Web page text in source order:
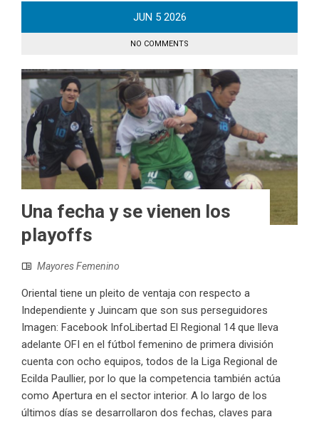
JUN 5 2026
NO COMMENTS
Una fecha y se vienen los
playoffs
Mayores Femenino
Oriental tiene un pleito de ventaja con respecto a
Independiente y Juincam que son sus perseguidores
Imagen: Facebook InfoLibertad El Regional 14 que lleva
adelante OFI en el fútbol femenino de primera división
cuenta con ocho equipos, todos de la Liga Regional de
Ecilda Paullier, por lo que la competencia también actúa
como Apertura en el sector interior. A lo largo de los
últimos días se desarrollaron dos fechas, claves para